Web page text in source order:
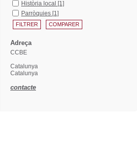
Història local [1]
Parròquies [1]
Adreça
CCBE
Catalunya
Catalunya
contacte